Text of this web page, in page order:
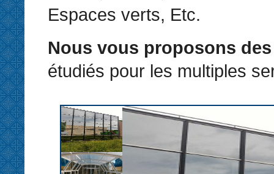
Espaces verts, Etc.
Nous vous proposons
étudiés pour les multiples